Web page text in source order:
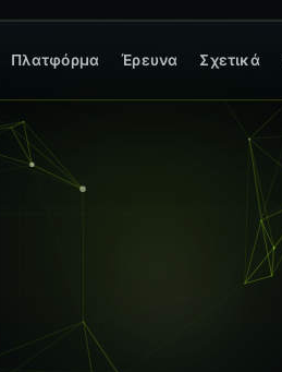
Πλατφόρμα Έρευνα Σχετικά